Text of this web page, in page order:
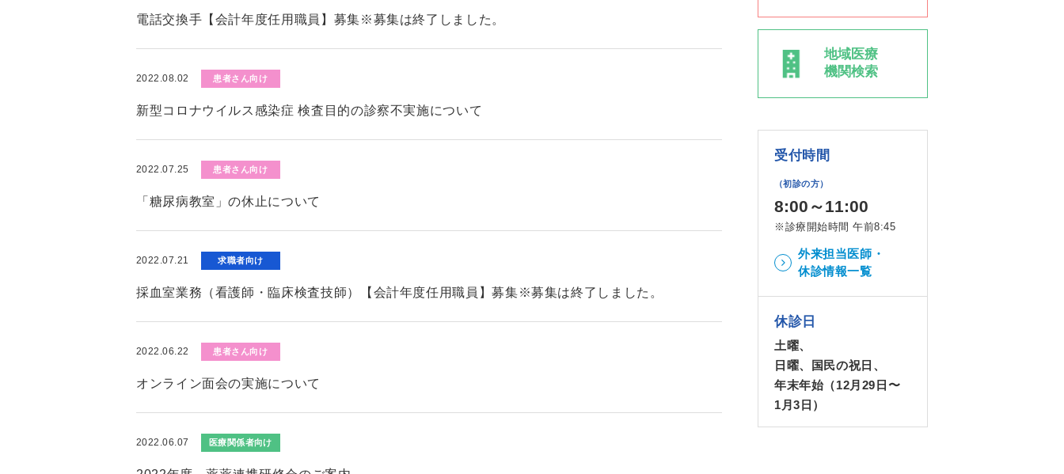
電話交換手【会計年度任用職員】募集※募集は終了しました。
2022.08.02 患者さん向け
新型コロナウイルス感染症 検査目的の診察不実施について
2022.07.25 患者さん向け
「糖尿病教室」の休止について
2022.07.21 求職者向け
採血室業務（看護師・臨床検査技師）【会計年度任用職員】募集※募集は終了しました。
2022.06.22 患者さん向け
オンライン面会の実施について
2022.06.07 医療関係者向け
地域医療
機関検索
受付時間
（初診の方）
8:00～11:00
※診療開始時間 午前8:45
外来担当医師・
休診情報一覧
休診日
土曜、
日曜、国民の祝日、
年末年始（12月29日〜
1月3日）